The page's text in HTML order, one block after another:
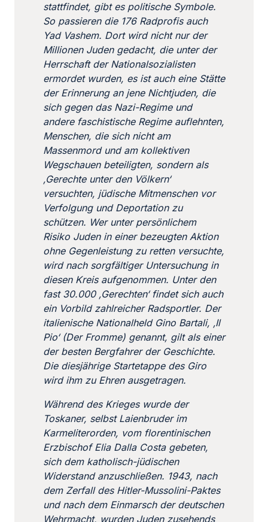
stattfindet, gibt es politische Symbole.
So passieren die 176 Radprofis auch
Yad Vashem. Dort wird nicht nur der
Millionen Juden gedacht, die unter der
Herrschaft der Nationalsozialisten
ermordet wurden, es ist auch eine Stätte
der Erinnerung an jene Nichtjuden, die
sich gegen das Nazi-Regime und
andere faschistische Regime auflehnten,
Menschen, die sich nicht am
Massenmord und am kollektiven
Wegschauen beteiligten, sondern als
‚Gerechte unter den Völkern‘
versuchten, jüdische Mitmenschen vor
Verfolgung und Deportation zu
schützen. Wer unter persönlichem
Risiko Juden in einer bezeugten Aktion
ohne Gegenleistung zu retten versuchte,
wird nach sorgfältiger Untersuchung in
diesen Kreis aufgenommen. Unter den
fast 30.000 ‚Gerechten‘ findet sich auch
ein Vorbild zahlreicher Radsportler. Der
italienische Nationalheld Gino Bartali, ‚Il
Pio‘ (Der Fromme) genannt, gilt als einer
der besten Bergfahrer der Geschichte.
Die diesjährige Startetappe des Giro
wird ihm zu Ehren ausgetragen.
Während des Krieges wurde der
Toskaner, selbst Laienbruder im
Karmeliterorden, vom florentinischen
Erzbischof Elia Dalla Costa gebeten,
sich dem katholisch-jüdischen
Widerstand anzuschließen. 1943, nach
dem Zerfall des Hitler-Mussolini-Paktes
und nach dem Einmarsch der deutschen
Wehrmacht, wurden Juden zusehends